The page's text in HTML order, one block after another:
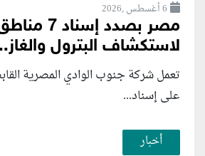
6 أغسطس ,2026
مصر بصدد
لاستكشاف البترول
تعمل شركة جنوب الوادي المصرية
على إسناد...
أخبار